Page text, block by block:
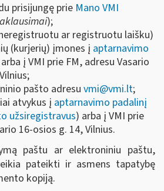
prisijungę prie Mano VMI
);
ar registruotu laišku)
(kurjerių) įmones į aptarnavimo
į VMI prie FM, adresu Vasario
pašto adresu vmi@vmi.lt;
atvykus į aptarnavimo padalinį
užsiregistravus) arba į VMI prie
16-osios g. 14, Vilnius.
paštu ar elektroniniu paštu,
pateikti ir asmens tapatybę
kopiją.